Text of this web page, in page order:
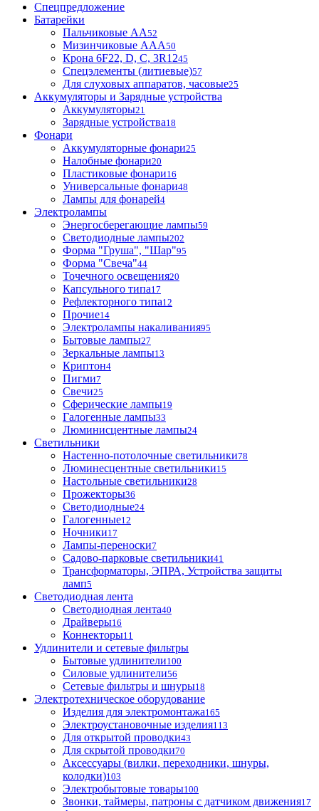
Спецпредложение
Батарейки
Пальчиковые АА52
Мизинчиковые ААА50
Крона 6F22, D, C, 3R1245
Спецэлементы (литиевые)57
Для слуховых аппаратов, часовые25
Аккумуляторы и Зарядные устройства
Аккумуляторы21
Зарядные устройства18
Фонари
Аккумуляторные фонари25
Налобные фонари20
Пластиковые фонари16
Универсальные фонари48
Лампы для фонарей4
Электролампы
Энергосберегающие лампы59
Светодиодные лампы202
Форма "Груша", "Шар"95
Форма "Свеча"44
Точечного освещения20
Капсульного типа17
Рефлекторного типа12
Прочие14
Электролампы накаливания95
Бытовые лампы27
Зеркальные лампы13
Криптон4
Пигми7
Свечи25
Сферические лампы19
Галогенные лампы33
Люминисцентные лампы24
Светильники
Настенно-потолочные светильники78
Люминесцентные светильники15
Настольные светильники28
Прожекторы36
Светодиодные24
Галогенные12
Ночники17
Лампы-переноски7
Садово-парковые светильники41
Трансформаторы, ЭПРА, Устройства защиты
ламп5
Светодиодная лента
Светодиодная лента40
Драйверы16
Коннекторы11
Удлинители и сетевые фильтры
Бытовые удлинители100
Силовые удлинители56
Сетевые фильтры и шнуры18
Электротехническое оборудование
Изделия для электромонтажа165
Электроустановочные изделия113
Для открытой проводки43
Для скрытой проводки70
Аксессуары (вилки, переходники, шнуры,
колодки)103
Электробытовые товары100
Звонки, таймеры, патроны с датчиком движения17